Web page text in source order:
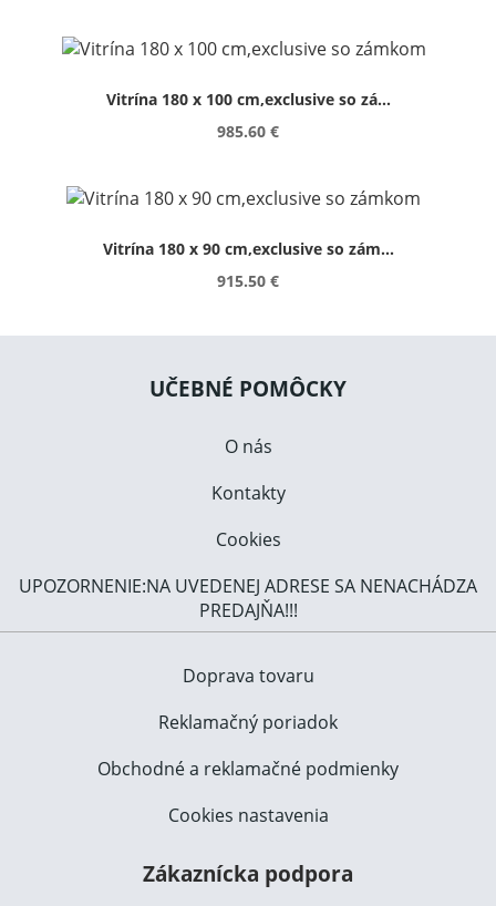
Vitrína 180 x 100 cm,exclusive so zá...
985.60 €
Vitrína 180 x 90 cm,exclusive so zám...
915.50 €
UČEBNÉ POMÔCKY
O nás
Kontakty
Cookies
UPOZORNENIE:NA UVEDENEJ ADRESE SA NENACHÁDZA
PREDAJŇA!!!
Doprava tovaru
Reklamačný poriadok
Obchodné a reklamačné podmienky
Cookies nastavenia
Zákaznícka podpora